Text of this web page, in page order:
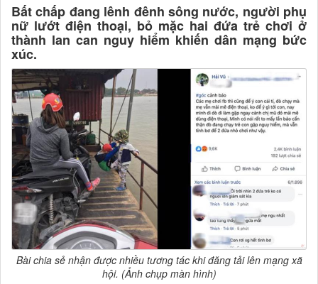
Bất chấp đang lênh đênh sông nước, người phụ
nữ lướt điện thoại, bỏ mặc hai đứa trẻ chơi ở
thành lan can nguy hiểm khiến dân mạng bức
xúc.
Bài chia sẻ nhận được nhiều tương tác khi đăng tải lên mạng xã
hội. (Ảnh chụp màn hình)